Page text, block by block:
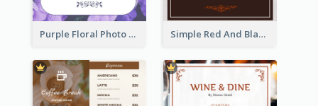
Purple Floral Photo Wedding Menu Simple Red And Black Wine Bar Menu